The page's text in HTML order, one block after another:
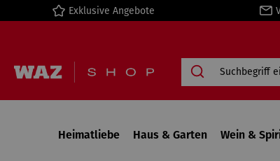
Zur Hauptnavigation springen
Exklusive Angebote
Heimatliebe Haus & Garten Wein &